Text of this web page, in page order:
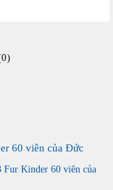
60 viên của Đức
Fur Kinder 60 viên của